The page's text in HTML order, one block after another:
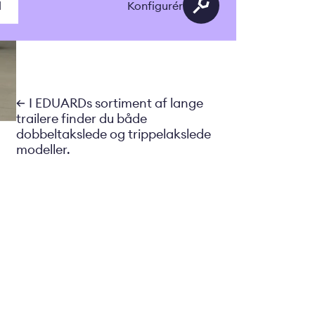
I EDUARDs sortiment af lange
trailere finder du både
dobbeltakslede og trippelakslede
modeller.
Konfigurér